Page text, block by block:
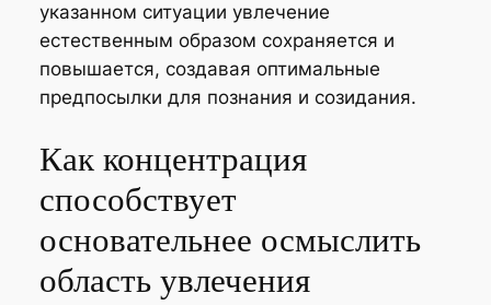
указанном ситуации увлечение
естественным образом сохраняется и
повышается, создавая оптимальные
предпосылки для познания и созидания.
Как концентрация
способствует
основательнее осмыслить
область увлечения